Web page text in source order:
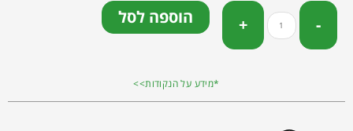
הוספה לסל
*מידע על הנקודות>>